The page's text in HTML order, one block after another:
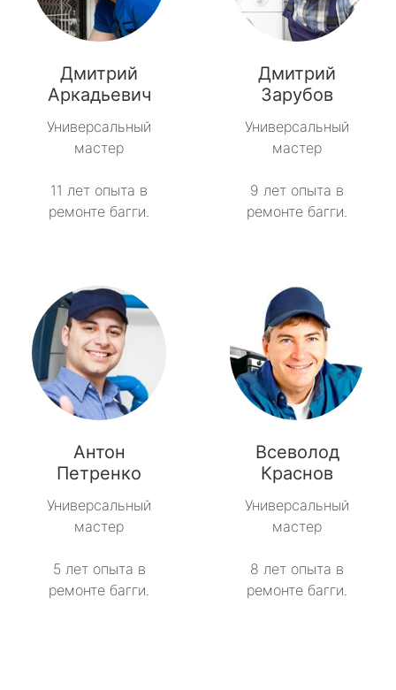
Дмитрий
Аркадьевич
Универсальный
мастер
11 лет опыта в
ремонте багги.
Дмитрий
Зарубов
Универсальный
мастер
9 лет опыта в
ремонте багги.
Антон
Петренко
Универсальный
мастер
5 лет опыта в
ремонте багги.
Всеволод
Краснов
Универсальный
мастер
8 лет опыта в
ремонте багги.